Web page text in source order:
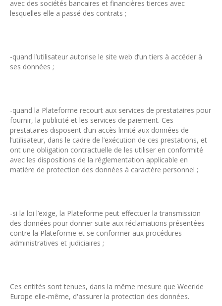
avec des sociétés bancaires et financières tierces avec
lesquelles elle a passé des contrats ;
-quand l’utilisateur autorise le site web d’un tiers à accéder à
ses données ;
-quand la Plateforme recourt aux services de prestataires pour
fournir, la publicité et les services de paiement. Ces
prestataires disposent d’un accès limité aux données de
l’utilisateur, dans le cadre de l’exécution de ces prestations, et
ont une obligation contractuelle de les utiliser en conformité
avec les dispositions de la réglementation applicable en
matière de protection des données à caractère personnel ;
-si la loi l’exige, la Plateforme peut effectuer la transmission
des données pour donner suite aux réclamations présentées
contre la Plateforme et se conformer aux procédures
administratives et judiciaires ;
Ces entités sont tenues, dans la même mesure que Weeride
Europe elle-même, d'assurer la protection des données.